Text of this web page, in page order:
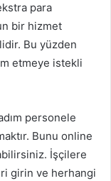
para
bir hizmet
Bu yüzden
etmeye istekli
personele
Bunu online
İşçilere
girin ve herhangi